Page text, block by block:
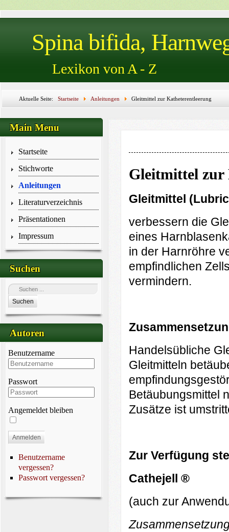
Spina bifida,
Lexikon von A - Z
Aktuelle Seite: Startseite Anleitungen Gleitmittel zur Katheterentleerung
Main Menu
Startseite
Stichworte
Anleitungen
Literaturverzeichnis
Präsentationen
Impressum
Suchen
Suchen
Autoren
Benutzername
Passwort
Angemeldet bleiben
Anmelden
Benutzername
vergessen?
Passwort vergessen?
Gleitmittel zur
G leitmittel
verbessern die
eines
in der Harnröhre
empfindlichen
vermindern.
Zusa
Handelsübliche
Gleitmitteln
Betäubungsmittel
Zusätze ist
Zur Verfügung
Cathejell ®
(auch zur